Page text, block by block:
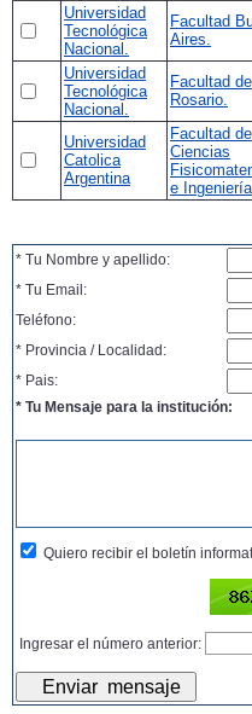
Universidad
Tecnológica
Nacional.
Facultad
Aires.
Universidad
Tecnológica
Nacional.
Facultad de
Rosario.
Universidad
Catolica
Argentina
Facultad de
Ciencias
e Ingeniería
* Tu Nombre y apellido:
* Tu Email:
Teléfono:
* Provincia / Localidad:
* Pais:
* Tu Mensaje para la institución:
Quiero recibir el boletín
Ingresar el número anterior: